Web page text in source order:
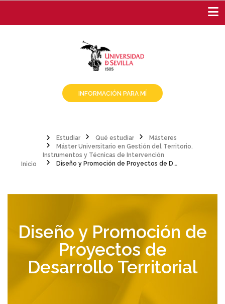
contenido
INFORMACIÓN PARA MÍ
Sobrescribir
enlaces
a
la
navegación
Estudiar Qué estudiar
Másteres
Máster Universitario en Gestión del Territorio.
Instrumentos y Técnicas de Intervención
Diseño y Promoción de Proyectos de Desarrollo Territorial
Diseño y Promoción de
Proyectos de
Desarrollo Territorial